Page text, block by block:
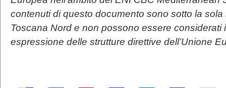
contenuti di questo documento sono sotto la
Toscana Nord e non possono essere considerati
espressione delle strutture direttive dell’Unione